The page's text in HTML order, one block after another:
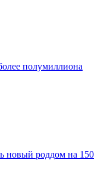
полумиллиона
новый роддом на 150